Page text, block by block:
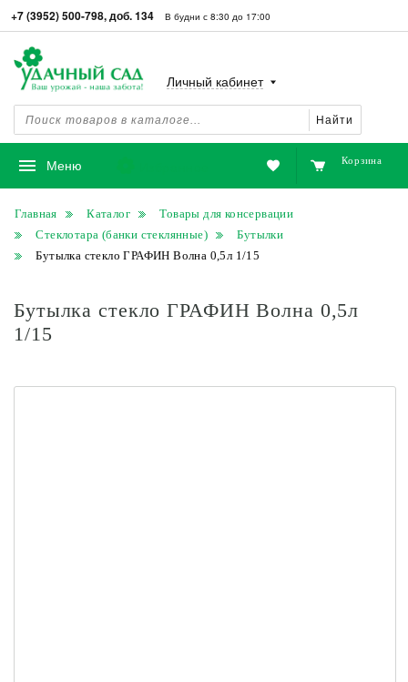
+7 (3952) 500-798, доб. 134 В будни с 8:30 до 17:00
Найти
Личный кабинет
Меню Корзина
Главная Каталог
Товары для консервации
Стеклотара (банки стеклянные)
Бутылки
Бутылка стекло ГРАФИН Волна 0,5л 1/15
Бутылка стекло ГРАФИН Волна 0,5л
1/15